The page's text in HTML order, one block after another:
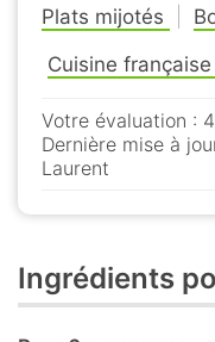
Plats mijotés
Cuisine
Votre évaluation :
Dernière mise à
Laurent
Ingrédients